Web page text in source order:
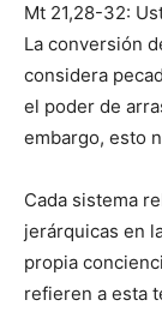
Mt 21,28-32:
La conversión
considera
el poder de
embargo, esto
Cada sistema
jerárquicas en
propia
refieren a esta